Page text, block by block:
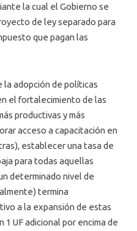
la cual el Gobierno se
de ley separado para
que pagan las
adopción de políticas
el fortalecimiento de las
productivas y más
acceso a capacitación en
establecer una tasa de
para todas aquellas
determinado nivel de
termina
a la expansión de estas
1 UF adicional por encima de